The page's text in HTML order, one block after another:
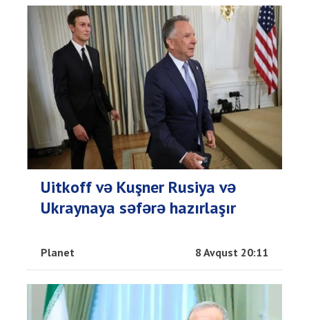
Uitkoff və Kuşner Rusiya və
Ukraynaya səfərə hazırlaşır
Planet 8 Avqust 20:11